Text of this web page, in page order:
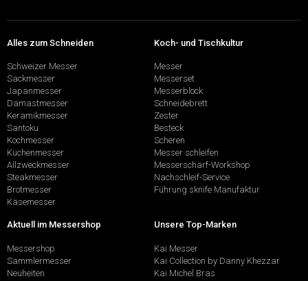
Alles zum Schneiden
Schweizer Messer
Sackmesser
Japanmesser
Damastmesser
Keramikmesser
Santoku
Kochmesser
Küchenmesser
Allzweckmesser
Steakmesser
Brotmesser
Käsemesser
Koch- und Tischkultur
Messer
Messerset
Messerblock
Schneidebrett
Zester
Besteck
Scheren
Messer schleifen
Messerschärf-Workshop
Nachschleif-Service
Führung sknife Manufaktur
Aktuell im Messershop
Messershop
Sammlermesser
Neuheiten
Unsere Top-Marken
Kai Messer
Kai Collection by Danny Khezzar
Kai Michel Bras